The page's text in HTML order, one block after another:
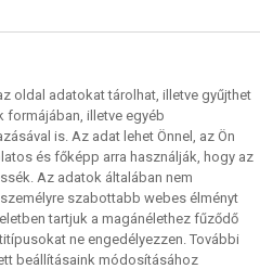
2026. 07.
BL
oldal adatokat tárolhat, illetve gyűjthet
illetve egyéb
is. Az adat lehet Önnel, az Ön
és főképp arra használják, hogy az
Az adatok általában nem
szabottabb webes élményt
tartjuk a magánélethez fűződő
ne engedélyezzen. További
beállításaink módosításához